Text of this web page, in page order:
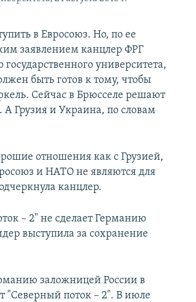
в Евросоюз. Но, по ее
заявлением канцлер ФРГ
университета,
быть готов к тому, чтобы
Сейчас в Брюсселе решают
А Грузия и Украина, по словам
отношения как с Грузией,
и НАТО не являются для
канцлер.
– 2" не сделает Германию
выступила за сохранение
заложницей России в
"Северный поток – 2". В июле